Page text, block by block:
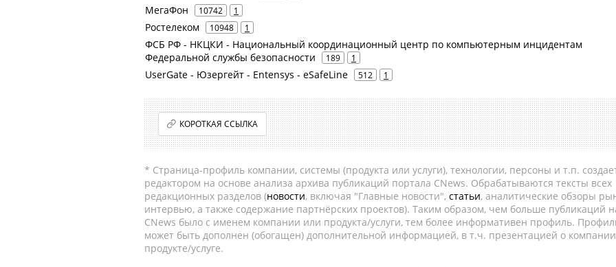
МегаФон 10742 1
Ростелеком 10948 1
ФСБ РФ - НКЦКИ - Национальный координационный центр по компьютерным инцидентам
Федеральной службы безопасности
189 1
UserGate - Юзергейт - Entensys - eSafeLine 512 1
КОРОТКАЯ ССЫЛКА
* Страница-профиль компании, системы (продукта или услуги), технологии, персоны и т.п.
редактором на основе анализа архива публикаций портала CNews. Обрабатываются тексты всех
редакционных разделов (новости, включая "Главные новости", статьи, аналитические обзоры
интервью, а также содержание партнёрских проектов). Таким образом, чем больше публикаций
CNews было с именем компании или продукта/услуги, тем более информативен профиль.
может быть дополнен (обогащен) дополнительной информацией, в т.ч. презентацией о
продукте/услуге.